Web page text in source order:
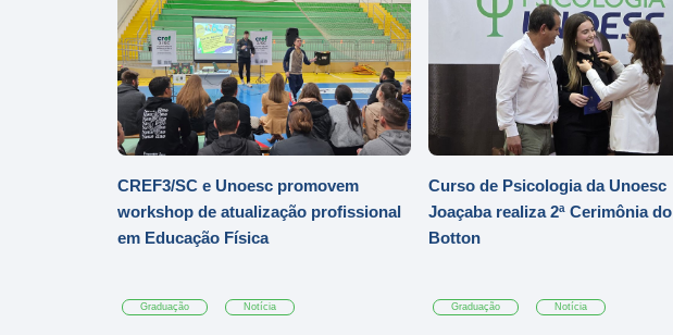
CREF3/SC e Unoesc promovem
workshop de atualização profissional
em Educação Física
Graduação Notícia
Curso de Psicologia da Unoesc
Joaçaba realiza 2ª Cerimônia do
Botton
Graduação Notícia